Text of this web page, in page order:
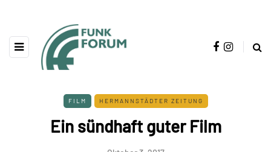
FILM HERMANNSTÄDTER ZEITUNG
Ein sündhaft guter Film